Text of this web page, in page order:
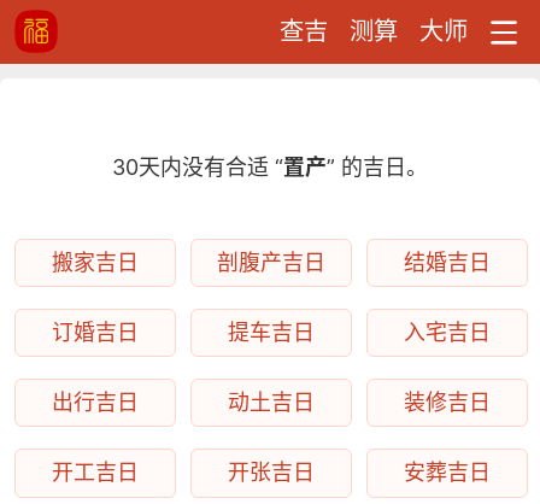
查吉 测算 大师
30天内没有合适 “置产” 的吉日。
搬家吉日 剖腹产吉日 结婚吉日
订婚吉日 提车吉日 入宅吉日
出行吉日 动土吉日 装修吉日
开工吉日 开张吉日 安葬吉日